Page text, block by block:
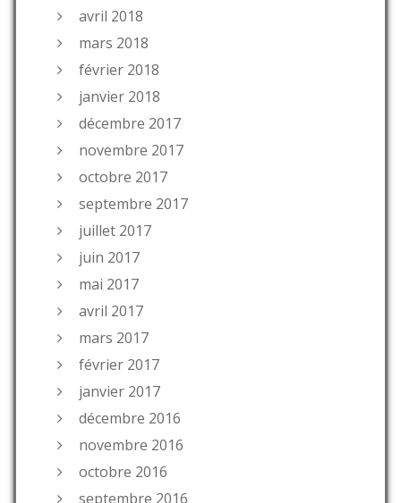
avril 2018
mars 2018
février 2018
janvier 2018
décembre 2017
novembre 2017
octobre 2017
septembre 2017
juillet 2017
juin 2017
mai 2017
avril 2017
mars 2017
février 2017
janvier 2017
décembre 2016
novembre 2016
octobre 2016
septembre 2016